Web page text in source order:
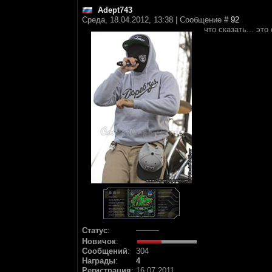
Adept743
Среда, 18.04.2012, 13:38 | Сообщение # 92
Статус:
Новичок:
Сообщений:
304
Награды:
4
что сказать...